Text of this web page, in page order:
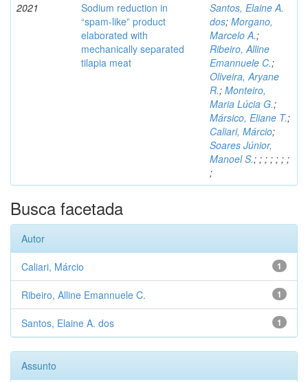
2021
Sodium reduction in
“spam-like” product
elaborated with
mechanically separated
tilapia meat
Santos, Elaine A.
dos; Morgano,
Marcelo A.;
Ribeiro, Alline
Emannuele C.;
Oliveira, Aryane
R.; Monteiro,
Maria Lúcia G.;
Mársico, Eliane T.;
Caliari, Márcio;
Soares Júnior,
Manoel S.; ; ; ; ; ; ;
;
Busca facetada
Autor
1
Caliari, Márcio
1
Ribeiro, Alline Emannuele C.
1
Santos, Elaine A. dos
Assunto